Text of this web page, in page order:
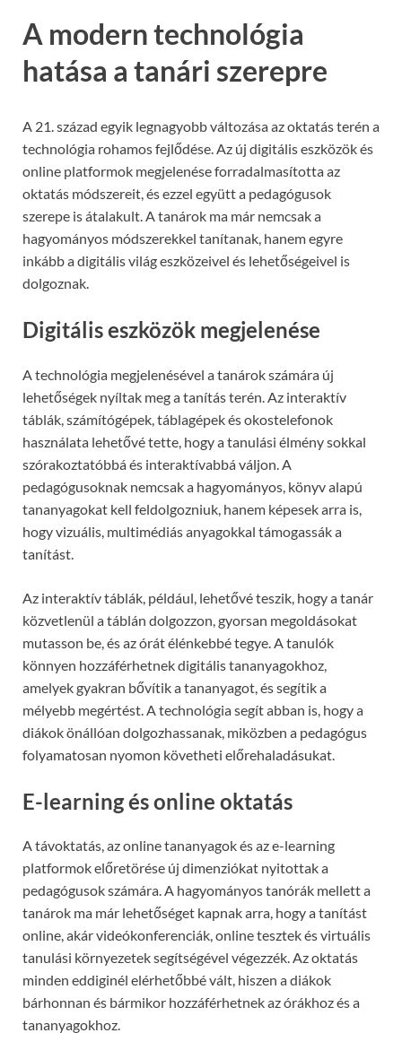
A modern technológia
hatása a tanári szerepre
A 21. század egyik legnagyobb változása az oktatás terén a
technológia rohamos fejlődése. Az új digitális eszközök és
online platformok megjelenése forradalmasította az
oktatás módszereit, és ezzel együtt a pedagógusok
szerepe is átalakult. A tanárok ma már nemcsak a
hagyományos módszerekkel tanítanak, hanem egyre
inkább a digitális világ eszközeivel és lehetőségeivel is
dolgoznak.
Digitális eszközök megjelenése
A technológia megjelenésével a tanárok számára új
lehetőségek nyíltak meg a tanítás terén. Az interaktív
táblák, számítógépek, táblagépek és okostelefonok
használata lehetővé tette, hogy a tanulási élmény sokkal
szórakoztatóbbá és interaktívabbá váljon. A
pedagógusoknak nemcsak a hagyományos, könyv alapú
tananyagokat kell feldolgozniuk, hanem képesek arra is,
hogy vizuális, multimédiás anyagokkal támogassák a
tanítást.
Az interaktív táblák, például, lehetővé teszik, hogy a tanár
közvetlenül a táblán dolgozzon, gyorsan megoldásokat
mutasson be, és az órát élénkebbé tegye. A tanulók
könnyen hozzáférhetnek digitális tananyagokhoz,
amelyek gyakran bővítik a tananyagot, és segítik a
mélyebb megértést. A technológia segít abban is, hogy a
diákok önállóan dolgozhassanak, miközben a pedagógus
folyamatosan nyomon követheti előrehaladásukat.
E-learning és online oktatás
A távoktatás, az online tananyagok és az e-learning
platformok előretörése új dimenziókat nyitottak a
pedagógusok számára. A hagyományos tanórák mellett a
tanárok ma már lehetőséget kapnak arra, hogy a tanítást
online, akár videókonferenciák, online tesztek és virtuális
tanulási környezetek segítségével végezzék. Az oktatás
minden eddiginél elérhetőbbé vált, hiszen a diákok
bárhonnan és bármikor hozzáférhetnek az órákhoz és a
tananyagokhoz.